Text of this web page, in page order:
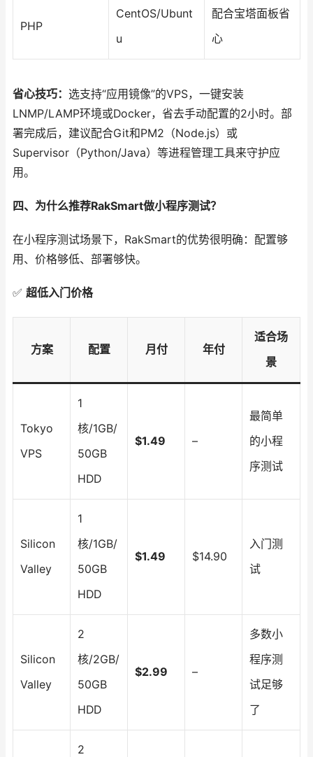
PHP
CentOS/Ubunt
u
配合宝塔面板省
心
省心技巧： 选支持“应用镜像”的VPS，一键安装
LNMP/LAMP环境或Docker，省去手动配置的2小时。部
署完成后，建议配合Git和PM2（Node.js）或
Supervisor（Python/Java）等进程管理工具来守护应
用。
四、为什么推荐RakSmart做小程序测试？
在小程序测试场景下，RakSmart的优势很明确：配置够
用、价格够低、部署够快。
✅ 超低入门价格
方案 配置 月付 年付
适合场
景
Tokyo
VPS
1
核/1GB/
50GB
HDD
$1.49 –
最简单
的小程
序测试
Silicon
Valley
1
核/1GB/
50GB
HDD
$1.49 $14.90
入门测
试
Silicon
Valley
2
核/2GB/
50GB
HDD
$2.99 –
多数小
程序测
试足够
了
2